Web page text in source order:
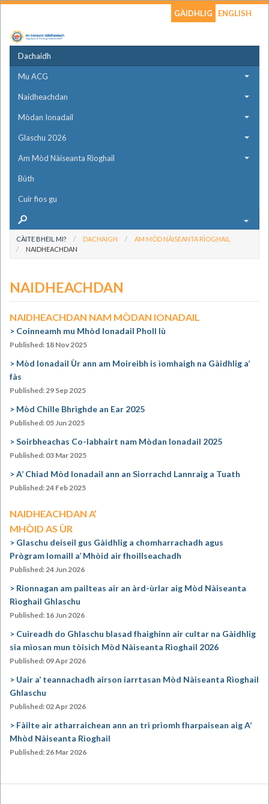
GÀIDHLIG ENGLISH
Dachaidh
Mu ACG
Naidheachdan
Mòdan Ionadail
Glaschu 2026
Am Mòd Nàiseanta Rìoghail
Bùth
Cuir fios gu
CÀITE BHEIL MI? DACHAIGH
AM MÒD NÀISEANTA RÌOGHAIL
NAIDHEACHDAN
NAIDHEACHDAN
NAIDHEACHDAN NAM MÒDAN IONADAIL
Coinneamh mu Mhòd Ionadail Pholl Iù
Published: 18 Nov 2025
Mòd Ionadail Ùr ann am Moireibh is ìomhaigh na Gàidhlig a’
fàs
Published: 29 Sep 2025
Mòd Chille Bhrìghde an Ear 2025
Published: 05 Jun 2025
Soirbheachas Co-labhairt nam Mòdan Ionadail 2025
Published: 03 Mar 2025
A’ Chiad Mòd Ionadail ann an Siorrachd Lannraig a Tuath
Published: 24 Feb 2025
NAIDHEACHDAN A’
MHÒID AS ÙR
Glaschu deiseil gus Gàidhlig a chomharrachadh agus
Prògram Iomaill a’ Mhòid air fhoillseachadh
Published: 24 Jun 2026
Rionnagan am pailteas air an àrd-ùrlar aig Mòd Nàiseanta
Rìoghail Ghlaschu
Published: 16 Jun 2026
Cuireadh do Ghlaschu blasad fhaighinn air cultar na Gàidhlig
sia mìosan mun tòisich Mòd Nàiseanta Rìoghail 2026
Published: 09 Apr 2026
Uair a’ teannachadh airson iarrtasan Mòd Nàiseanta Rìoghail
Ghlaschu
Published: 02 Apr 2026
Fàilte air atharraichean ann an trì prìomh fharpaisean aig A’
Mhòd Nàiseanta Rìoghail
Published: 26 Mar 2026